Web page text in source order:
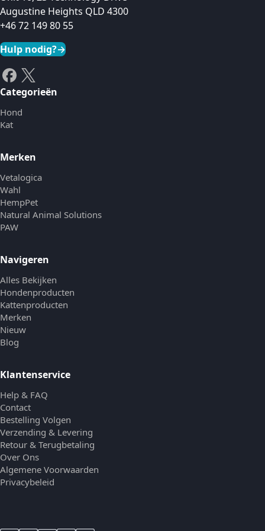
Augustine Heights QLD 4300
+46 72 149 80 55
Hulp nodig?→
Categorieën
Hond
Kat
Merken
Vetalogica
Wahl
HempPet
Natural Animal Solutions
PAW
Navigeren
Alles Bekijken
Hondenproducten
Kattenproducten
Merken
Nieuw
Blog
Klantenservice
Help & FAQ
Contact
Bestelling Volgen
Verzending & Levering
Retour & Terugbetaling
Over Ons
Algemene Voorwaarden
Privacybeleid